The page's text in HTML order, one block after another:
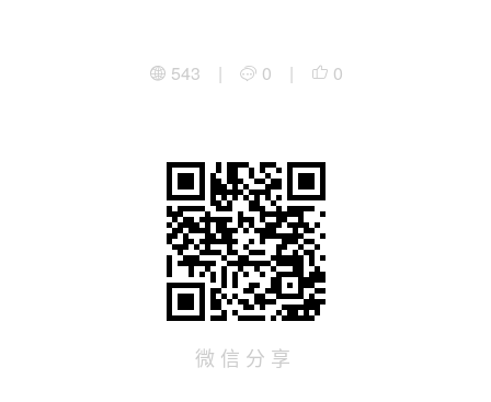
543 | 0 | 0
微信分享